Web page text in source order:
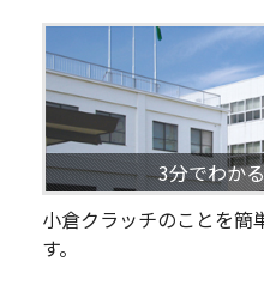
3分でわか
小倉クラッチのことを簡
す。